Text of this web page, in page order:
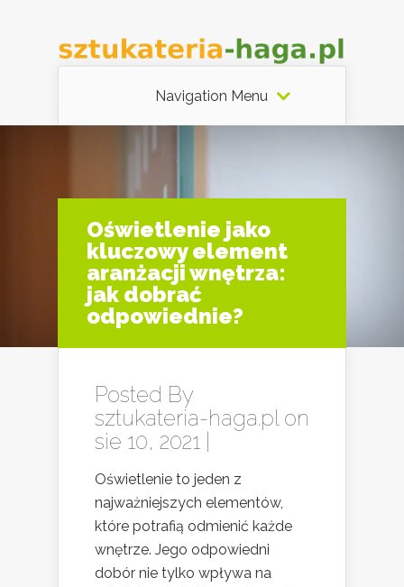
Navigation Menu
Oświetlenie jako
kluczowy element
aranżacji wnętrza:
jak dobrać
odpowiednie?
Posted By
sztukateria-haga.plon
sie 10, 2021 |
Oświetlenie to jeden z
najważniejszych elementów,
które potrafią odmienić każde
wnętrze. Jego odpowiedni
dobór nie tylko wpływa na